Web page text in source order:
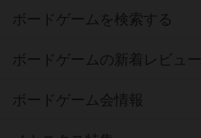
ボードゲームを検索する
ボードゲームの新着レビュー
ボードゲーム会情報